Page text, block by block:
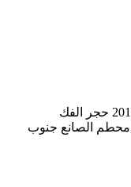
محطم لوحة المصنعين الهند,شحن مجاني 2016 حجر الفك
الصانع جنوب